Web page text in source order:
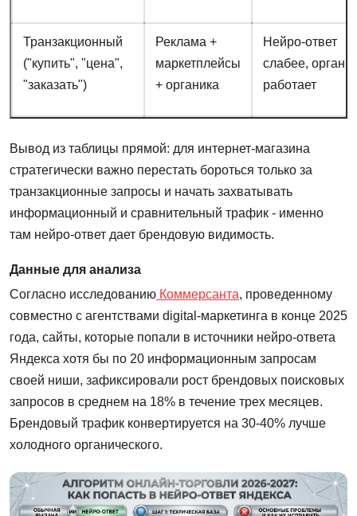
Транзакционный
("купить", "цена",
"заказать")
Реклама +
маркетплейсы
+ органика
Нейро-ответ
слабее,
работает
Вывод из таблицы прямой: для интернет-магазина
стратегически важно перестать бороться только за
транзакционные запросы и начать захватывать
информационный и сравнительный трафик - именно
там нейро-ответ дает брендовую видимость.
Данные для анализа
Согласно исследованию Коммерсанта, проведенному
совместно с агентствами digital-маркетинга в конце 2025
года, сайты, которые попали в источники нейро-ответа
Яндекса хотя бы по 20 информационным запросам
своей ниши, зафиксировали рост брендовых поисковых
запросов в среднем на 18% в течение трех месяцев.
Брендовый трафик конвертируется на 30-40% лучше
холодного органического.